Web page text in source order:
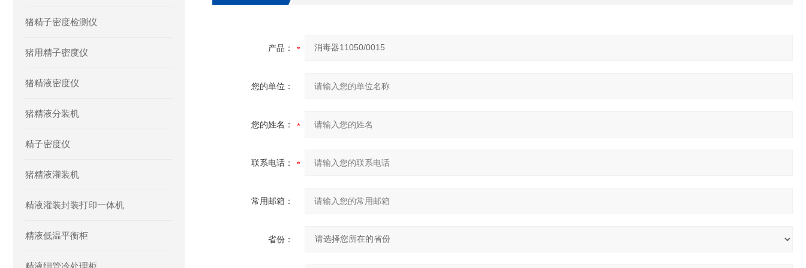
猪精子密度检测仪
猪用精子密度仪
猪精液密度仪
猪精液分装机
精子密度仪
猪精液灌装机
精液灌装封装打印一体机
精液低温平衡柜
精液细管冷处理柜
产品：
您的单位：
您的姓名：
联系电话：
常用邮箱：
省份：